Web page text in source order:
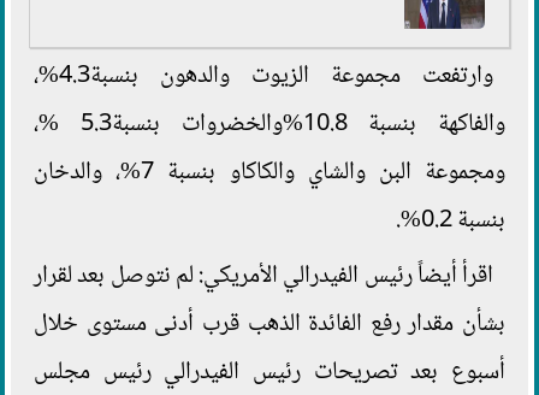
وارتفعت مجموعة الزيوت والدهون بنسبة4.3%،
والفاكهة بنسبة 10.8%والخضروات بنسبة5.3 %،
ومجموعة البن والشاي والكاكاو بنسبة 7%، والدخان
بنسبة 0.2%.
اقرأ أيضاً رئيس الفيدرالي الأمريكي: لم نتوصل بعد لقرار
بشأن مقدار رفع الفائدة الذهب قرب أدنى مستوى خلال
أسبوع بعد تصريحات رئيس الفيدرالي رئيس مجلس